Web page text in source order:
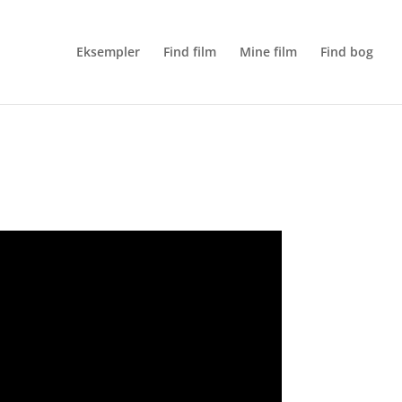
Eksempler Find film Mine film Find bog